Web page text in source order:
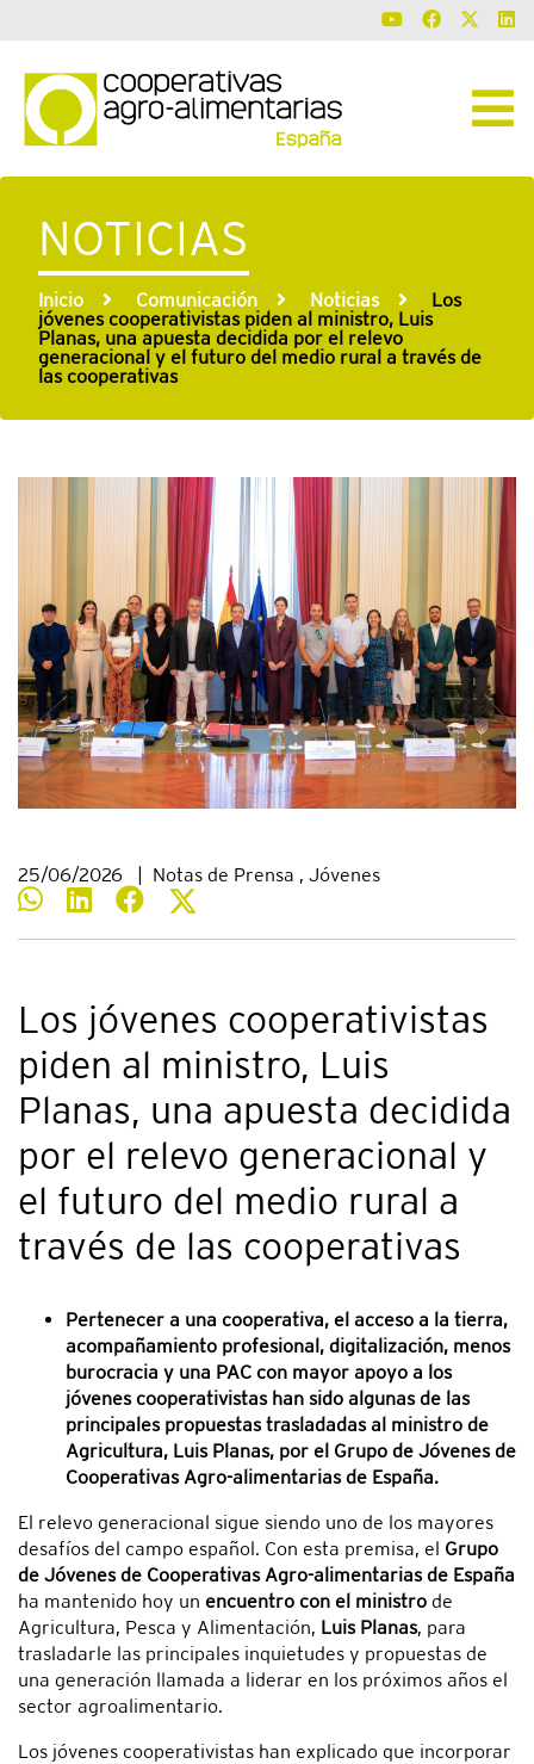
NOTICIAS
Inicio Comunicación Noticias
Los
jóvenes cooperativistas piden al ministro, Luis
Planas, una apuesta decidida por el relevo
generacional y el futuro del medio rural a través de
las cooperativas
25/06/2026 Notas de Prensa , Jóvenes
Los jóvenes cooperativistas
piden al ministro, Luis
Planas, una apuesta decidida
por el relevo generacional y
el futuro del medio rural a
través de las cooperativas
Pertenecer a una cooperativa, el acceso a la tierra,
acompañamiento profesional, digitalización, menos
burocracia y una PAC con mayor apoyo a los
jóvenes cooperativistas han sido algunas de las
principales propuestas trasladadas al ministro de
Agricultura, Luis Planas, por el Grupo de Jóvenes de
Cooperativas Agro-alimentarias de España.
El relevo generacional sigue siendo uno de los mayores
desafíos del campo español. Con esta premisa, el Grupo
de Jóvenes de Cooperativas Agro-alimentarias de España
ha mantenido hoy un encuentro con el ministro de
Agricultura, Pesca y Alimentación, Luis Planas, para
trasladarle las principales inquietudes y propuestas de
una generación llamada a liderar en los próximos años el
sector agroalimentario.
Los jóvenes cooperativistas han explicado que incorporar